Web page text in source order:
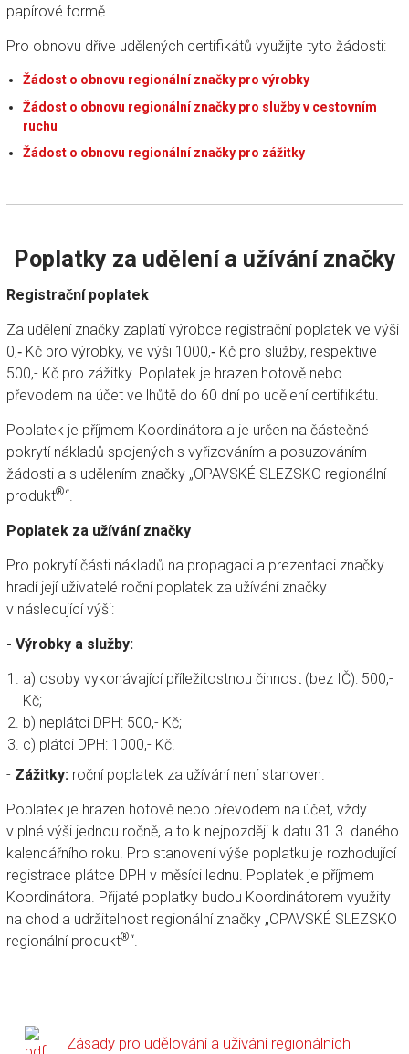
papírové formě.
Pro obnovu dříve udělených certifikátů využijte tyto žádosti:
Žádost o obnovu regionální značky pro výrobky
Žádost o obnovu regionální značky pro služby v cestovním
ruchu
Žádost o obnovu regionální značky pro zážitky
Poplatky za udělení a užívání značky
Registrační poplatek
Za udělení značky zaplatí výrobce registrační poplatek ve výši
0,‑ Kč pro výrobky, ve výši 1000,‑ Kč pro služby, respektive
500,- Kč pro zážitky. Poplatek je hrazen hotově nebo
převodem na účet ve lhůtě do 60 dní po udělení certifikátu.
Poplatek je příjmem Koordinátora a je určen na částečné
pokrytí nákladů spojených s vyřizováním a posuzováním
žádosti a s udělením značky „OPAVSKÉ SLEZSKO regionální
produkt®“.
Poplatek za užívání značky
Pro pokrytí části nákladů na propagaci a prezentaci značky
hradí její uživatelé roční poplatek za užívání značky
v následující výši:
- Výrobky a služby:
a) osoby vykonávající příležitostnou činnost (bez IČ): 500,-
Kč;
b) neplátci DPH: 500,- Kč;
c) plátci DPH: 1000,- Kč.
- Zážitky:roční poplatek za užívání není stanoven.
Poplatek je hrazen hotově nebo převodem na účet, vždy
v plné výši jednou ročně, a to k nejpozději k datu 31.3. daného
kalendářního roku. Pro stanovení výše poplatku je rozhodující
registrace plátce DPH v měsíci lednu. Poplatek je příjmem
Koordinátora. Přijaté poplatky budou Koordinátorem využity
na chod a udržitelnost regionální značky „OPAVSKÉ SLEZSKO
regionální produkt®“.
Zásady pro udělování a užívání regionálních